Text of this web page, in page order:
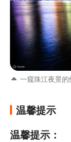
一窥珠江夜景
温馨提示
温馨提示：